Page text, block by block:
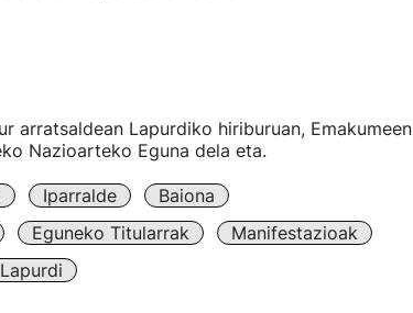
arratsaldean Lapurdiko hiriburuan, Emakumeen
Nazioarteko Eguna dela eta.
Iparralde
Baiona
Eguneko Titularrak
Manifestazioak
Lapurdi